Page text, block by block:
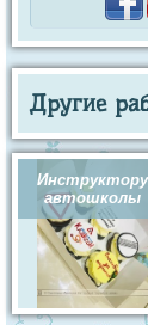
Другие
Инструктору
автошколы